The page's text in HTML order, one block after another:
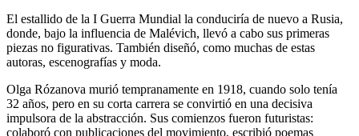
El estallido de la I Guerra Mundial la conduciría de nuevo a Rusia,
donde, bajo la influencia de Malévich, llevó a cabo sus primeras
piezas no figurativas. También diseñó, como muchas de estas
autoras, escenografías y moda.
Olga Rózanova murió tempranamente en 1918, cuando solo tenía
32 años, pero en su corta carrera se convirtió en una decisiva
impulsora de la abstracción. Sus comienzos fueron futuristas:
colaboró con publicaciones del movimiento, escribió poemas